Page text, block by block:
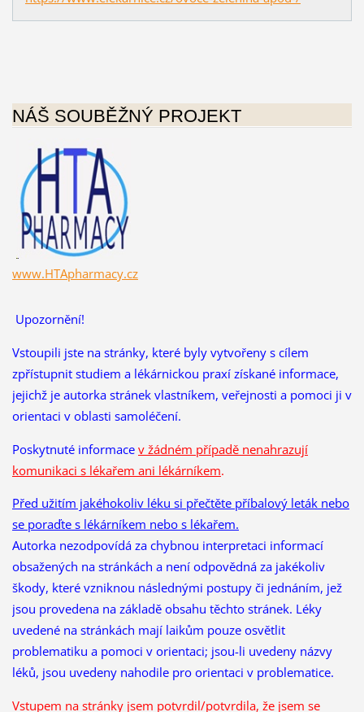
NÁŠ SOUBĚŽNÝ PROJEKT
www.HTApharmacy.cz
Upozornění!
Vstoupili jste na stránky, které byly vytvořeny s cílem
zpřístupnit studiem a lékárnickou praxí získané informace,
jejichž je autorka stránek vlastníkem, veřejnosti a pomoci ji v
orientaci v oblasti samoléčení.
Poskytnuté informace v žádném případě nenahrazují
komunikaci s lékařem ani lékárníkem.
Před užitím jakéhokoliv léku si přečtěte příbalový leták nebo
se poraďte s lékárníkem nebo s lékařem.
Autorka nezodpovídá za chybnou interpretaci informací
obsažených na stránkách a není odpovědná za jakékoliv
škody, které vzniknou následnými postupy či jednáním, jež
jsou provedena na základě obsahu těchto stránek. Léky
uvedené na stránkách mají laikům pouze osvětlit
problematiku a pomoci v orientaci; jsou-li uvedeny názvy
léků, jsou uvedeny nahodile pro orientaci v problematice.
Vstupem na stránky jsem potvrdil/potvrdila, že jsem se